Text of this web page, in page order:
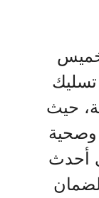
حيث
وصحية
أحدث
لضمان